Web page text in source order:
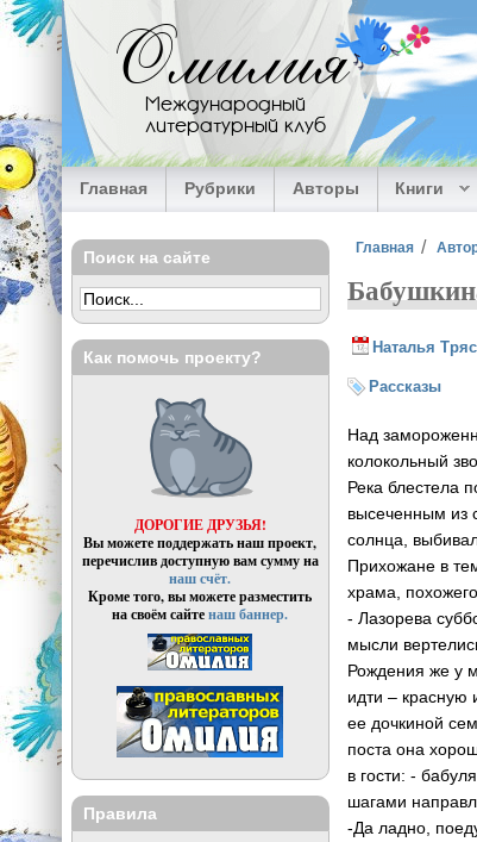
Перейти к основному содержанию
Омилия
Международный
литературный клуб
Главная Рубрики Авторы Книги
Вы здесь
Главная
Наталья
Рассказы
Над
колокольный
Река блестела
высеченным из
солнца,
Прихожане в
храма,
- Лазорева
мысли
Рождения же у
идти – красную
ее дочкиной
поста она
в гости: -
шагами
-Да ладно,
Поиск на сайте
Как помочь проекту?
ДОРОГИЕ ДРУЗЬЯ!
Вы можете поддержать наш проект,
перечислив доступную вам сумму на
наш счёт.
Кроме того, вы можете разместить
на своём сайтенаш баннер.
Правила